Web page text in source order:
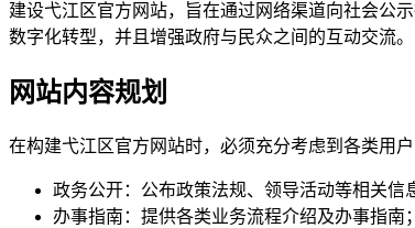
建设弋江区官方网站，旨在通过网络渠道向社会公
数字化转型，并且增强政府与民众之间的互动交流。
网站内容规划
在构建弋江区官方网站时，必须充分考虑到各类用
政务公开：公布政策法规、领导活动等相关信
办事指南：提供各类业务流程介绍及办事指南；